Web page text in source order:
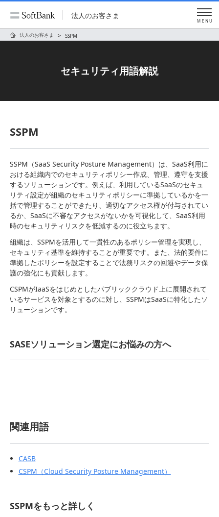
法人のお客さま
MENU
法人のお客さま SSPM
セキュリティ用語解説
SSPM
SSPM（SaaS Security Posture Management）は、SaaS利用に
おける組織内でのセキュリティポリシー作成、管理、遵守を支援
するソリューションです。例えば、利用しているSaaSのセキュ
リティ設定が組織のセキュリティポリシーに準拠しているかを一
括で管理することができたり、適切なアクセス権が付与されてい
るか、SaaSに不審なアクセスがないかを可視化して、SaaS利用
時のセキュリティリスクを低減するのに役立ちます。
組織は、SSPMを活用して一貫性のあるポリシー管理を実現し、
セキュリティ基準を維持することが重要です。また、法的要件に
準拠したポリシーを設定することで法務リスクの回避やデータ保
護の強化にも貢献します。
CSPMがIaaSをはじめとしたパブリッククラウド上に展開されて
いるサービスを対象とするのに対し、SSPMはSaaSに特化したソ
リューションです。
SASEソリューション選定にお悩みの方へ
関連用語
CASB
CSPM（Cloud Security Posture Management）
SSPMをもっと詳しく